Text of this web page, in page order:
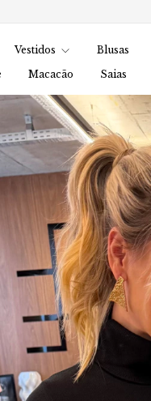
Vestidos
Blusas
Macacão Saias